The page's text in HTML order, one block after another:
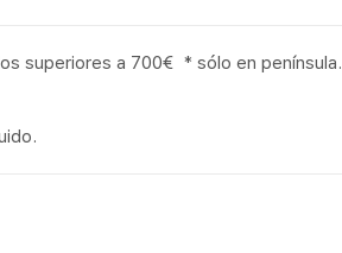
superiores a 700€ * sólo en península.